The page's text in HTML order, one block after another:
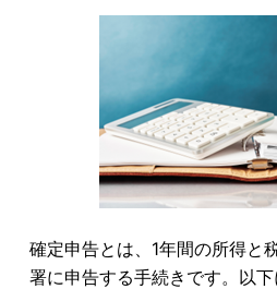
確定申告とは、1年間の所得と
署に申告する手続きです。以